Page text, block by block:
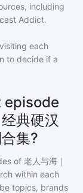
including
Addict.
each
to decide if a
episode
典硬汉
集?
of 老人与海｜
within each
topics, brands